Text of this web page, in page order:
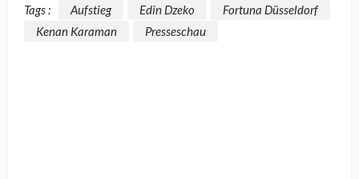
Tags : Aufstieg Edin Dzeko
Fortuna Düsseldorf
Kenan Karaman
Presseschau